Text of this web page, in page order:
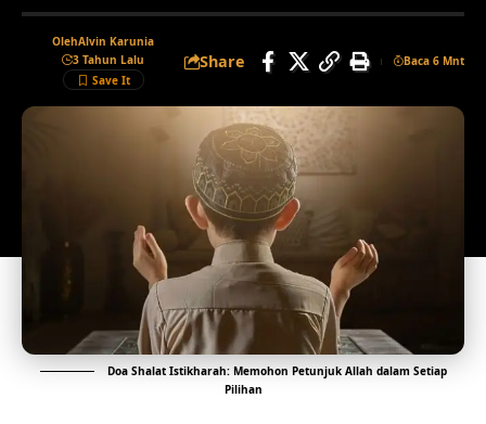
OlehAlvin Karunia
3 Tahun Lalu
Share Baca 6 Mnt
Doa Shalat Istikharah: Memohon Petunjuk Allah dalam Setiap
Pilihan